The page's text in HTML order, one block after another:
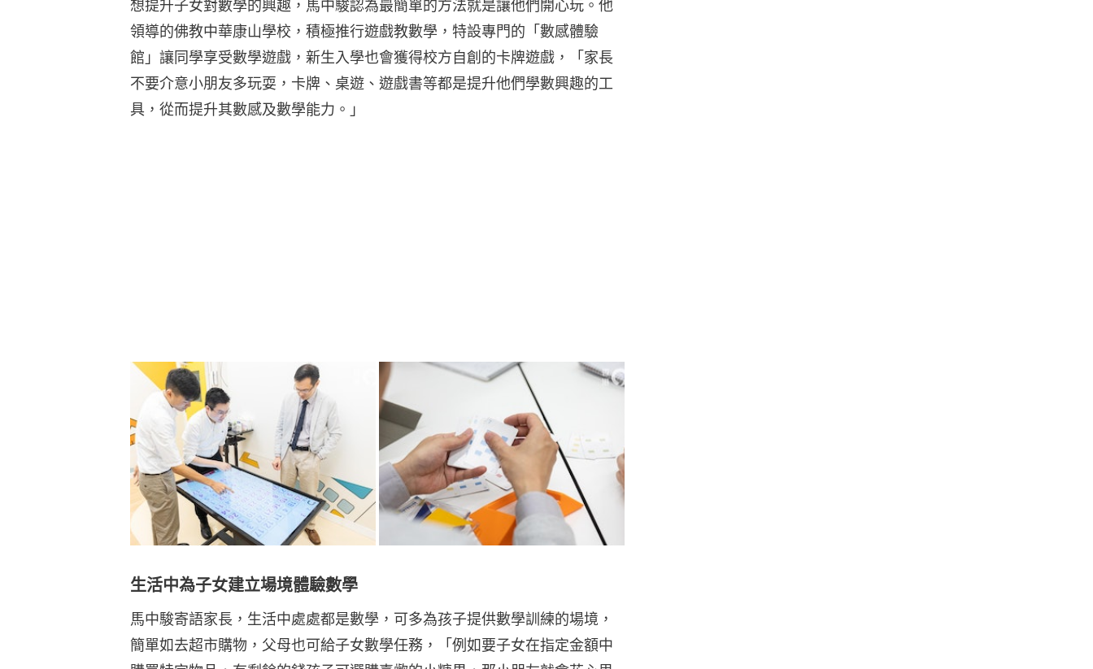
想提升子女對數學的興趣，馬中駿認為最簡單的方法就是讓他們開心玩。他
領導的佛教中華康山學校，積極推行遊戲教數學，特設專門的「數感體驗
館」讓同學享受數學遊戲，新生入學也會獲得校方自創的卡牌遊戲，「家長
不要介意小朋友多玩耍，卡牌、桌遊、遊戲書等都是提升他們學數興趣的工
具，從而提升其數感及數學能力。」
生活中為子女建立場境體驗數學
馬中駿寄語家長，生活中處處都是數學，可多為孩子提供數學訓練的場境，
簡單如去超市購物，父母也可給子女數學任務，「例如要子女在指定金額中